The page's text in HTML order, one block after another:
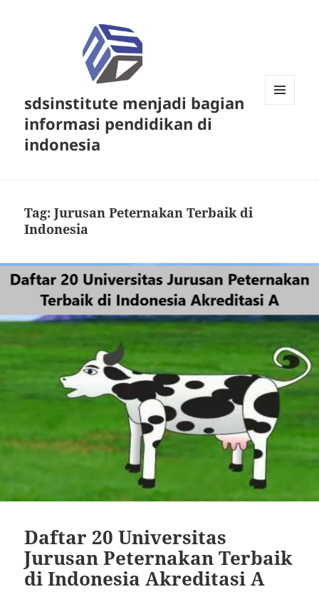
sdsinstitute menjadi bagian
informasi pendidikan di
indonesia
Tag:Jurusan Peternakan Terbaik di
Indonesia
Daftar 20 Universitas
Jurusan Peternakan Terbaik
di Indonesia Akreditasi A